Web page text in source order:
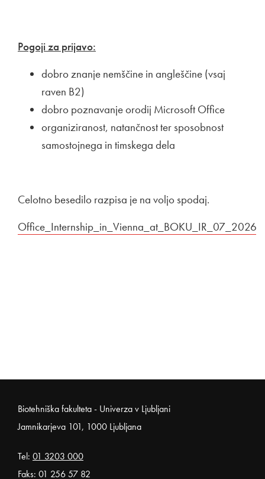
Pogoji za prijavo:
dobro znanje nemščine in angleščine (vsaj
raven B2)
dobro poznavanje orodij Microsoft Office
organiziranost, natančnost ter sposobnost
samostojnega in timskega dela
Celotno besedilo razpisa je na voljo spodaj.
Povezava na dokument
Noga strani
Biotehniška fakulteta - Univerza v Ljubljani
Jamnikarjeva 101, 1000 Ljubljana
Tel: 01 3203 000
Faks: 01 256 57 82